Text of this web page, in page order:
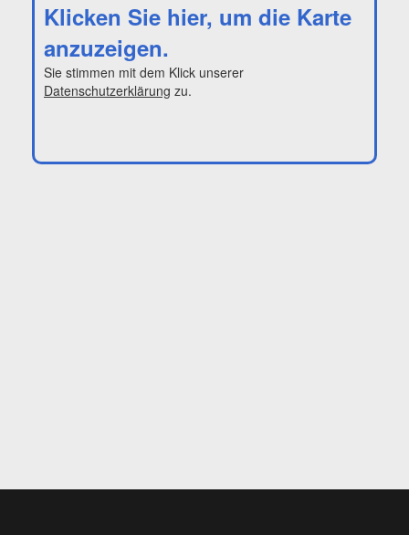
Klicken Sie hier, um die Karte
anzuzeigen.
Sie stimmen mit dem Klick unserer
Datenschutzerklärung zu.